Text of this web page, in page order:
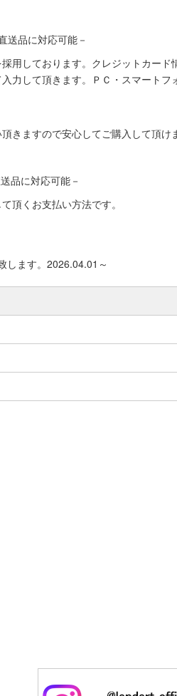
送品に対応可能－
用しております。クレジットカー
力して頂きます。ＰＣ・スマートフ
きますので安心してご購入して頂
品に対応可能－
頂くお支払い方法です。
します。2026.04.01～